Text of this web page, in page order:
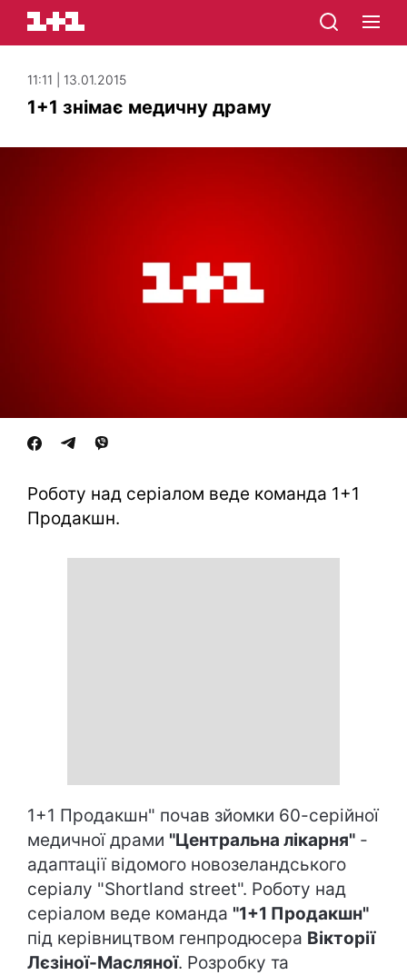
11:11 | 13.01.2015
1+1 знімає медичну драму
Роботу над серіалом веде команда 1+1
Продакшн.
1+1 Продакшн" почав зйомки 60-серійної
медичної драми "Центральна лікарня" -
адаптації відомого новозеландського
серіалу "Shortland street". Роботу над
серіалом веде команда "1+1 Продакшн"
під керівництвом генпродюсера Вікторії
Лєзіної-Масляної. Розробку та